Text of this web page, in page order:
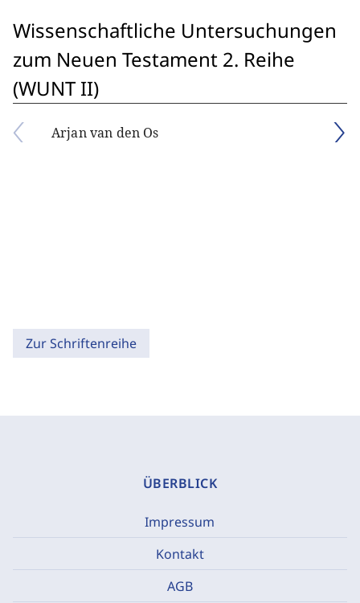
Wissenschaftliche Untersuchungen
zum Neuen Testament 2. Reihe
(WUNT II)
Arjan van den Os
Zur Schriftenreihe
ÜBERBLICK
Impressum
Kontakt
AGB